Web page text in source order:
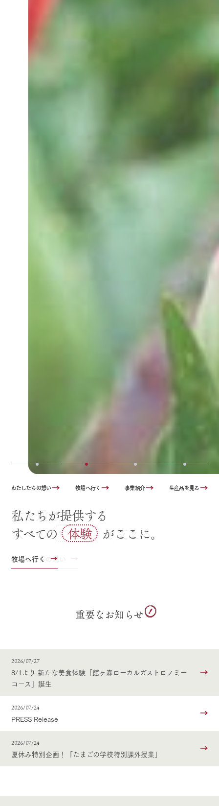
わたしたちの想い 牧場へ行く 事業紹介 生産品を見る
私たちが提供する
すべての 体験 がここに。
牧場へ行く
2026/07/27
8/1より 新たな美食体験「館ヶ森ローカルガストロノミー
コース」誕生
2026/07/24
PRESS Release
2026/07/24
夏休み特別企画！「たまごの学校特別課外授業」
重要なお知らせ